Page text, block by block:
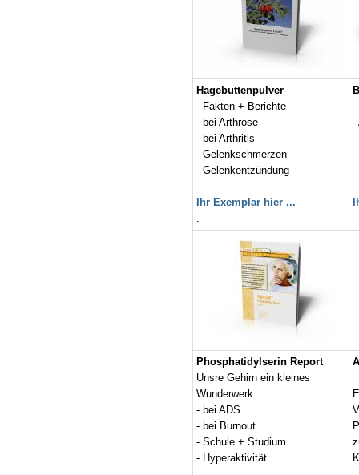
Hagebuttenpulver
- Fakten + Berichte
- bei Arthrose
- bei Arthritis
- Gelenkschmerzen
- Gelenkentzündung
Ihr Exemplar hier ...
.
-
-
-
-
-
Phosphatidylserin Report
Unsre Gehirn ein kleines
Wunderwerk
- bei ADS
- bei Burnout
- Schule + Studium
- Hyperaktivität